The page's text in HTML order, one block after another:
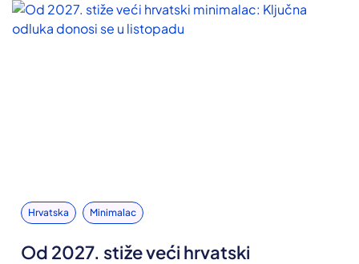
Hrvatska Minimalac
Od 2027. stiže veći hrvatski